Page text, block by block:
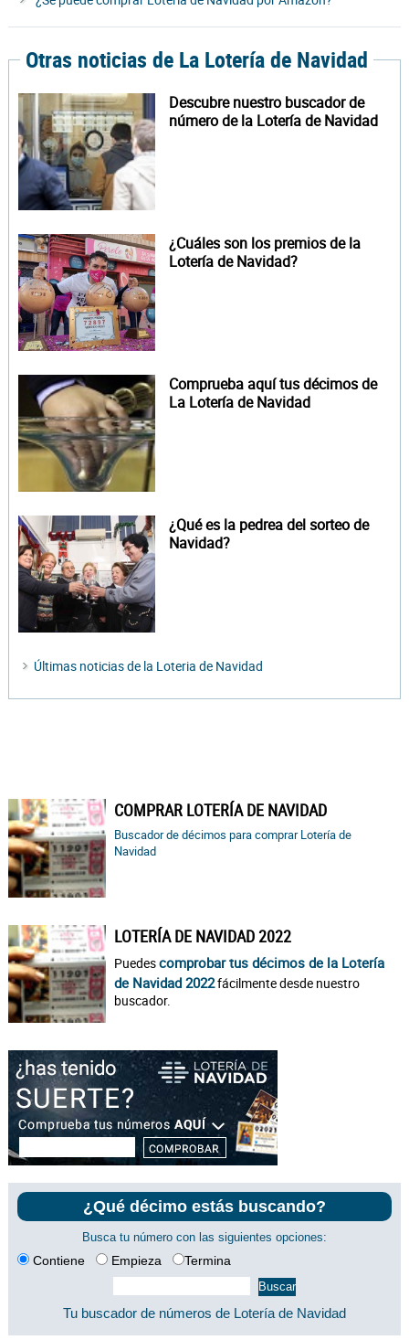
Otras noticias de La Lotería de Navidad
Descubre nuestro buscador de
número de la Lotería de Navidad
¿Cuáles son los premios de la
Lotería de Navidad?
Comprueba aquí tus décimos de
La Lotería de Navidad
¿Qué es la pedrea del sorteo de
Navidad?
Últimas noticias de la Loteria de Navidad
COMPRAR LOTERÍA DE NAVIDAD
Buscador de décimos para comprar Lotería de
Navidad
LOTERÍA DE NAVIDAD 2022
Puedescomprobar tus décimos de la Lotería
de Navidad 2022fácilmente desde nuestro
buscador.
¿Qué décimo estás buscando?
Busca tu número con las siguientes opciones:
Contiene Empieza Termina
Tu buscador de números de Lotería de Navidad